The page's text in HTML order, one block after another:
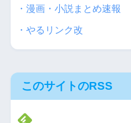
・漫画・小説まとめ速報
・やるリンク改
このサイトのRSS